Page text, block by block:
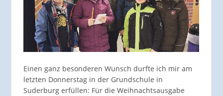
Einen ganz besonderen Wunsch durfte ich mir am
letzten Donnerstag in der Grundschule in
Suderburg erfüllen: Für die Weihnachtsausgabe